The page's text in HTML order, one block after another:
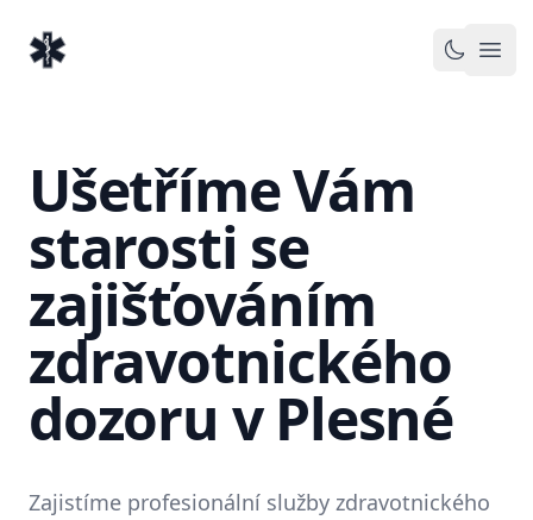
EventMedic.cz
Toggle
Ušetříme Vám
starosti se
zajišťováním
zdravotnického
dozoru v Plesné
Zajistíme profesionální služby zdravotnického